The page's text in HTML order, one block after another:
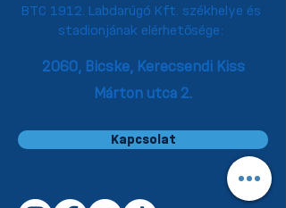
BTC 1912. Labdarúgó Kft. székhelye és
stadionjának elérhetősége:
2060, Bicske, Kerecsendi Kiss
Márton utca 2.
Kapcsolat